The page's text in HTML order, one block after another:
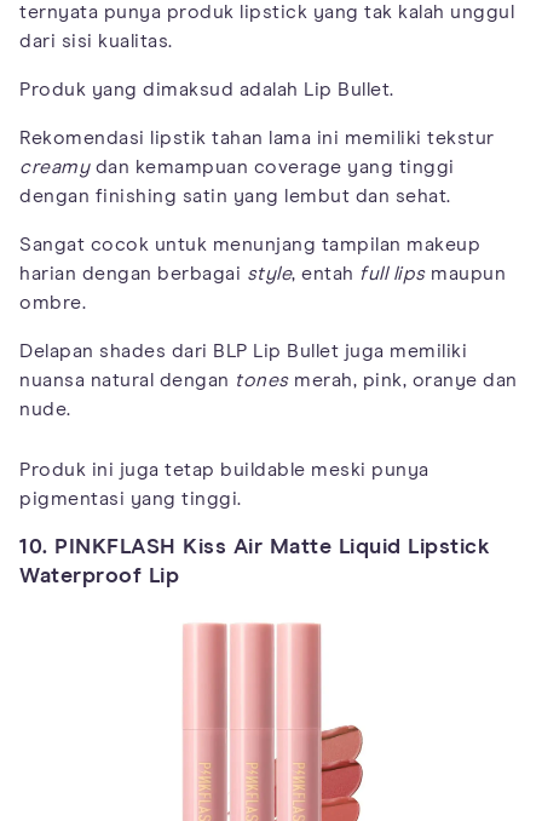
ternyata punya produk lipstick yang tak kalah unggul
dari sisi kualitas.
Produk yang dimaksud adalah Lip Bullet.
Rekomendasi lipstik tahan lama ini memiliki tekstur
creamydan kemampuan coverage yang tinggi
dengan finishing satin yang lembut dan sehat.
Sangat cocok untuk menunjang tampilan makeup
harian dengan berbagai style, entah full lipsmaupun
ombre.
Delapan shades dari BLP Lip Bullet juga memiliki
nuansa natural dengan tonesmerah, pink, oranye dan
nude.
Produk ini juga tetap buildable meski punya
pigmentasi yang tinggi.
10. PINKFLASH Kiss Air Matte Liquid Lipstick
Waterproof Lip